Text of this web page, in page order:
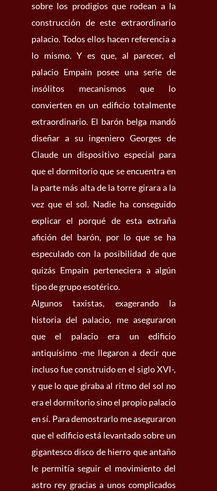
sobre los prodigios que rodean a la
construcción de este extraordinario
palacio. Todos ellos hacen referencia a
lo mismo. Y es que, al parecer, el
palacio Empain posee una serie de
insólitos mecanismos que lo
convierten en un edificio totalmente
extraordinario. El barón belga mandó
diseñar a su ingeniero Georges de
Claude un dispositivo especial para
que el dormitorio que se encuentra en
la parte más alta de la torre girara a la
vez que el sol. Nadie ha conseguido
explicar el porqué de esta extraña
afición del barón, por lo que se ha
especulado con la posibilidad de que
quizás Empain perteneciera a algún
tipo de grupo esotérico.
Algunos taxistas, exagerando la
historia del palacio, me aseguraron
que el palacio era un edificio
antiquísimo -me llegaron a decir que
incluso fue construido en el siglo XVI-,
y que lo que giraba al ritmo del sol no
era el dormitorio sino el propio palacio
en sí. Para demostrarlo me aseguraron
que el edificio está levantado sobre un
gigantesco disco de hierro que antaño
le permitía seguir el movimiento del
astro rey gracias a unos complicados